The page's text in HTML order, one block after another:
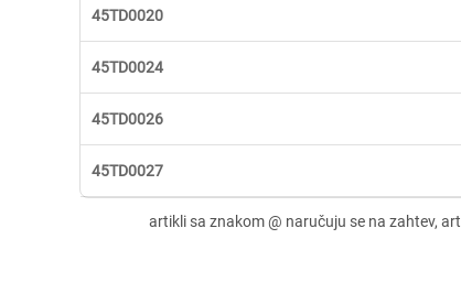
45TD0020
45TD0024
45TD0026
45TD0027